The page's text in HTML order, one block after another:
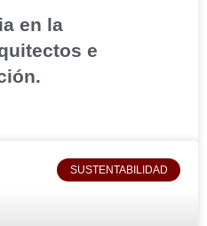
en la
e
SUSTENTABILIDAD